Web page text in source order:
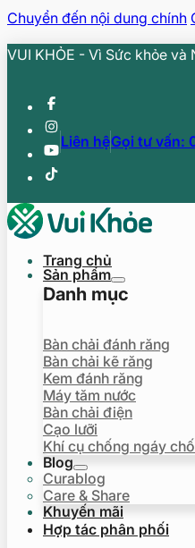
Chuyển đến nội dung chính
VUI KHỎE - Vì Sức khỏe và
Liên hệGọi tư vấn:
Trang chủ
Sản phẩm
Danh mục
Bàn chải đánh răng
Bàn chải kẽ răng
Kem đánh răng
Máy tăm nước
Bàn chải điện
Cạo lưỡi
Khí cụ chống ngáy
Blog
Curablog
Care & Share
Khuyến mãi
Hợp tác phân phối